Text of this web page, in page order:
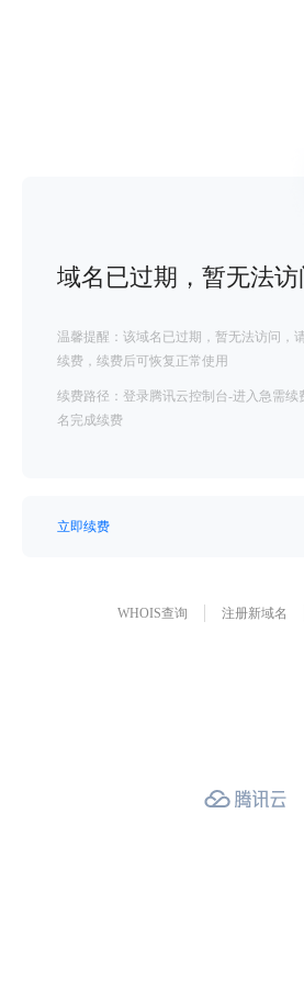
域名已过期，暂无法访
温馨提醒：该域名已过期，暂无法访问，
续费，续费后可恢复正常使用
续费路径：登录腾讯云控制台-进入急需续
名完成续费
立即续费
WHOIS查询 注册新域名